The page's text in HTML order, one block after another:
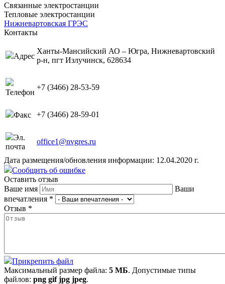
Связанные электростанции
Тепловые электростанции
Нижневартовская ГРЭС
Контакты
Адрес
Ханты-Мансийский АО – Югра, Нижневартовский
р-н, пгт Излучинск, 628634
Телефон
+7 (3466) 28-53-59
Факс +7 (3466) 28-59-01
Эл.
почта
office1@nvgres.ru
Дата размещения/обновления информации: 12.04.2020 г.
Сообщить об ошибке
Оставить отзыв
Ваше имя
Ваши
впечатления *
Отзыв *
Прикрепить файл
Максимальный размер файла: 5 МБ. Допустимые типы
файлов: png gif jpg jpeg.